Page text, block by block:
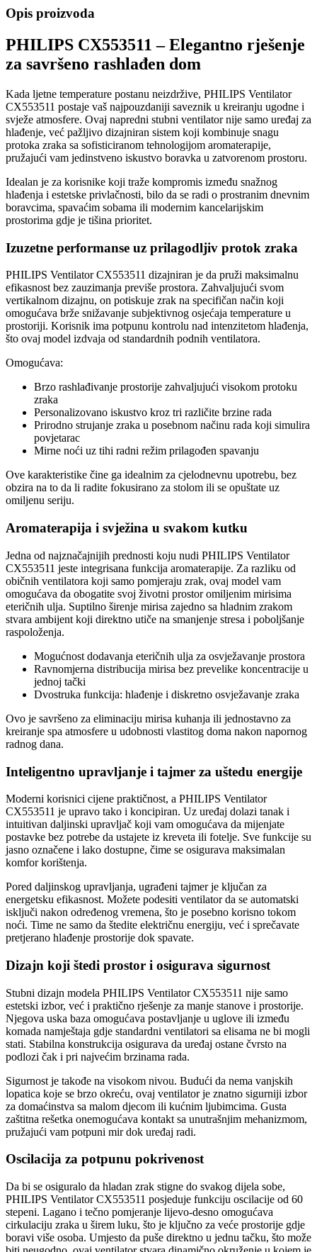
Opis proizvoda
PHILIPS CX553511 – Elegantno rješenje
za savršeno rashlađen dom
Kada ljetne temperature postanu neizdržive, PHILIPS Ventilator
CX553511 postaje vaš najpouzdaniji saveznik u kreiranju ugodne i
svježe atmosfere. Ovaj napredni stubni ventilator nije samo uređaj za
hlađenje, već pažljivo dizajniran sistem koji kombinuje snagu
protoka zraka sa sofisticiranom tehnologijom aromaterapije,
pružajući vam jedinstveno iskustvo boravka u zatvorenom prostoru.
Idealan je za korisnike koji traže kompromis između snažnog
hlađenja i estetske privlačnosti, bilo da se radi o prostranim dnevnim
boravcima, spavaćim sobama ili modernim kancelarijskim
prostorima gdje je tišina prioritet.
Izuzetne performanse uz prilagodljiv protok zraka
PHILIPS Ventilator CX553511 dizajniran je da pruži maksimalnu
efikasnost bez zauzimanja previše prostora. Zahvaljujući svom
vertikalnom dizajnu, on potiskuje zrak na specifičan način koji
omogućava brže snižavanje subjektivnog osjećaja temperature u
prostoriji. Korisnik ima potpunu kontrolu nad intenzitetom hlađenja,
što ovaj model izdvaja od standardnih podnih ventilatora.
Omogućava:
Brzo rashlađivanje prostorije zahvaljujući visokom protoku
zraka
Personalizovano iskustvo kroz tri različite brzine rada
Prirodno strujanje zraka u posebnom načinu rada koji simulira
povjetarac
Mirne noći uz tihi radni režim prilagođen spavanju
Ove karakteristike čine ga idealnim za cjelodnevnu upotrebu, bez
obzira na to da li radite fokusirano za stolom ili se opuštate uz
omiljenu seriju.
Aromaterapija i svježina u svakom kutku
Jedna od najznačajnijih prednosti koju nudi PHILIPS Ventilator
CX553511 jeste integrisana funkcija aromaterapije. Za razliku od
običnih ventilatora koji samo pomjeraju zrak, ovaj model vam
omogućava da obogatite svoj životni prostor omiljenim mirisima
eteričnih ulja. Suptilno širenje mirisa zajedno sa hladnim zrakom
stvara ambijent koji direktno utiče na smanjenje stresa i poboljšanje
raspoloženja.
Mogućnost dodavanja eteričnih ulja za osvježavanje prostora
Ravnomjerna distribucija mirisa bez prevelike koncentracije u
jednoj tački
Dvostruka funkcija: hlađenje i diskretno osvježavanje zraka
Ovo je savršeno za eliminaciju mirisa kuhanja ili jednostavno za
kreiranje spa atmosfere u udobnosti vlastitog doma nakon napornog
radnog dana.
Inteligentno upravljanje i tajmer za uštedu energije
Moderni korisnici cijene praktičnost, a PHILIPS Ventilator
CX553511 je upravo tako i koncipiran. Uz uređaj dolazi tanak i
intuitivan daljinski upravljač koji vam omogućava da mijenjate
postavke bez potrebe da ustajete iz kreveta ili fotelje. Sve funkcije su
jasno označene i lako dostupne, čime se osigurava maksimalan
komfor korištenja.
Pored daljinskog upravljanja, ugrađeni tajmer je ključan za
energetsku efikasnost. Možete podesiti ventilator da se automatski
isključi nakon određenog vremena, što je posebno korisno tokom
noći. Time ne samo da štedite električnu energiju, već i sprečavate
pretjerano hlađenje prostorije dok spavate.
Dizajn koji štedi prostor i osigurava sigurnost
Stubni dizajn modela PHILIPS Ventilator CX553511 nije samo
estetski izbor, već i praktično rješenje za manje stanove i prostorije.
Njegova uska baza omogućava postavljanje u uglove ili između
komada namještaja gdje standardni ventilatori sa elisama ne bi mogli
stati. Stabilna konstrukcija osigurava da uređaj ostane čvrsto na
podlozi čak i pri najvećim brzinama rada.
Sigurnost je takođe na visokom nivou. Budući da nema vanjskih
lopatica koje se brzo okreću, ovaj ventilator je znatno sigurniji izbor
za domaćinstva sa malom djecom ili kućnim ljubimcima. Gusta
zaštitna rešetka onemogućava kontakt sa unutrašnjim mehanizmom,
pružajući vam potpuni mir dok uređaj radi.
Oscilacija za potpunu pokrivenost
Da bi se osiguralo da hladan zrak stigne do svakog dijela sobe,
PHILIPS Ventilator CX553511 posjeduje funkciju oscilacije od 60
stepeni. Lagano i tečno pomjeranje lijevo-desno omogućava
cirkulaciju zraka u širem luku, što je ključno za veće prostorije gdje
boravi više osoba. Umjesto da puše direktno u jednu tačku, što može